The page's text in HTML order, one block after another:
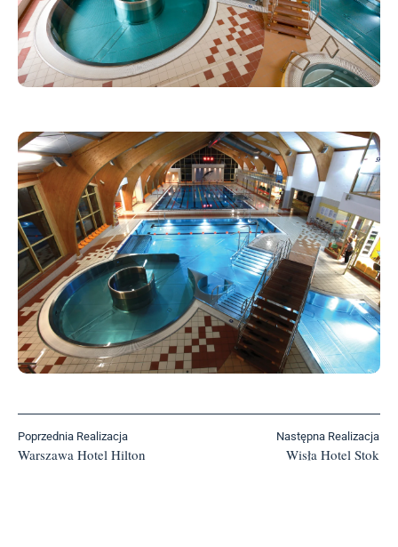
Poprzednia Realizacja
Warszawa Hotel Hilton
Następna Realizacja
Wisła Hotel Stok